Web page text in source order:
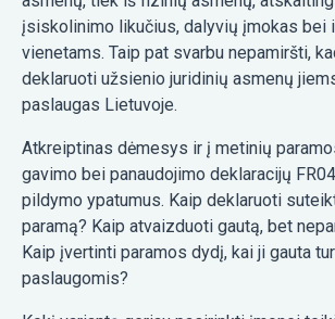
įsiskolinimo likučius, dalyvių įmokas bei
vienetams. Taip pat svarbu nepamiršti,
deklaruoti užsienio juridinių asmenų
paslaugas Lietuvoje.
Atkreiptinas dėmesys ir į metinių
gavimo bei panaudojimo deklaracijų
pildymo ypatumus. Kaip deklaruoti
paramą? Kaip atvaizduoti gautą, bet
Kaip įvertinti paramos dydį, kai ji gauta
paslaugomis?